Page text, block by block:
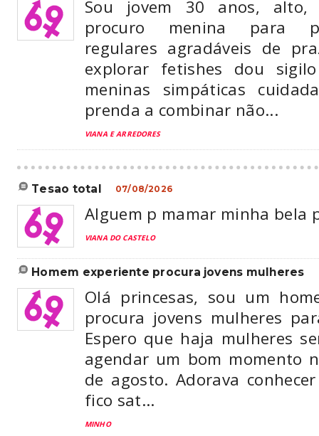
Sou jovem 30 anos, alto,
procuro menina para
regulares agradáveis de
explorar fetishes dou
meninas simpáticas
prenda a combinar não...
VIANA E ARREDORES
tesao total 07/08/2026
Alguem p mamar minha bela
VIANA DO CASTELO
homem experiente procura jovens mulheres
Olá princesas, sou um
procura jovens mulheres
Espero que haja mulheres
agendar um bom momento
de agosto. Adorava
fico sat...
MINHO